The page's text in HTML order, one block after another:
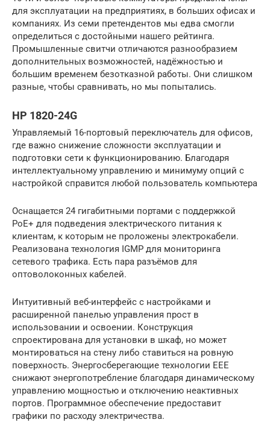
для эксплуатации на предприятиях, в больших офисах и
компаниях. Из семи претендентов мы едва смогли
определиться с достойными нашего рейтинга.
Промышленные свитчи отличаются разнообразием
дополнительных возможностей, надёжностью и
большим временем безотказной работы. Они слишком
разные, чтобы сравнивать, но мы попытались.
HP 1820-24G
Управляемый 16-портовый переключатель для офисов,
где важно снижение сложности эксплуатации и
подготовки сети к функционированию. Благодаря
интеллектуальному управлению и минимуму опций с
настройкой справится любой пользователь компьютера
Оснащается 24 гигабитными портами с поддержкой
PoE+ для подведения электрического питания к
клиентам, к которым не проложены электрокабели.
Реализована технология IGMP для мониторинга
сетевого трафика. Есть пара разъёмов для
оптоволоконных кабелей.
Интуитивный веб-интерфейс с настройками и
расширенной панелью управления прост в
использовании и освоении. Конструкция
спроектирована для установки в шкаф, но может
монтироваться на стену либо ставиться на ровную
поверхность. Энергосберегающие технологии EEE
снижают энергопотребление благодаря динамическому
управлению мощностью и отключению неактивных
портов. Программное обеспечение предоставит
графики по расходу электричества.